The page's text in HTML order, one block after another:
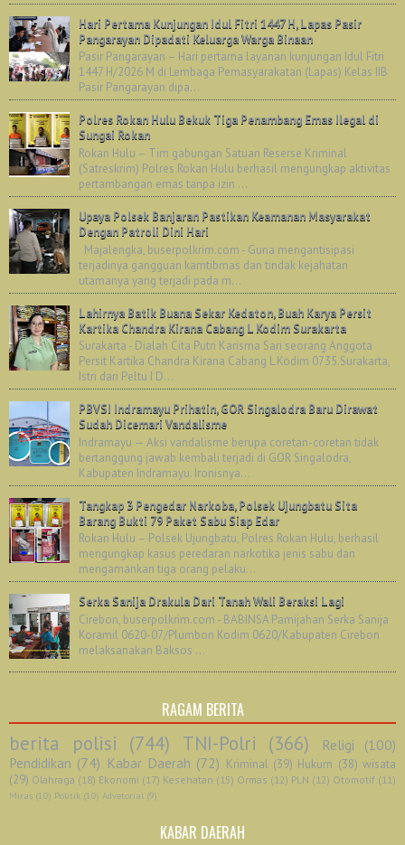
Hari Pertama Kunjungan Idul Fitri 1447 H, Lapas Pasir
Pangarayan Dipadati Keluarga Warga Binaan
Pasir Pangarayan – Hari pertama layanan kunjungan Idul Fitri
1447 H/2026 M di Lembaga Pemasyarakatan (Lapas) Kelas IIB
Pasir Pangarayan dipa...
Polres Rokan Hulu Bekuk Tiga Penambang Emas Ilegal di
Sungai Rokan
Rokan Hulu – Tim gabungan Satuan Reserse Kriminal
(Satreskrim) Polres Rokan Hulu berhasil mengungkap aktivitas
pertambangan emas tanpa izin ...
Upaya Polsek Banjaran Pastikan Keamanan Masyarakat
Dengan Patroli Dini Hari
Majalengka, buserpolkrim.com - Guna mengantisipasi
terjadinya gangguan kamtibmas dan tindak kejahatan
utamanya yang terjadi pada m...
Lahirnya Batik Buana Sekar Kedaton, Buah Karya Persit
Kartika Chandra Kirana Cabang L Kodim Surakarta
Surakarta - Dialah Cita Putri Karisma Sari seorang Anggota
Persit Kartika Chandra Kirana Cabang L Kodim 0735.Surakarta,
Istri dari Peltu I D...
PBVSI Indramayu Prihatin, GOR Singalodra Baru Dirawat
Sudah Dicemari Vandalisme
Indramayu — Aksi vandalisme berupa coretan-coretan tidak
bertanggung jawab kembali terjadi di GOR Singalodra,
Kabupaten Indramayu. Ironisnya...
Tangkap 3 Pengedar Narkoba, Polsek Ujungbatu Sita
Barang Bukti 79 Paket Sabu Siap Edar
Rokan Hulu – Polsek Ujungbatu, Polres Rokan Hulu, berhasil
mengungkap kasus peredaran narkotika jenis sabu dan
mengamankan tiga orang pelaku...
Serka Sanija Drakula Dari Tanah Wali Beraksi Lagi
Cirebon, buserpolkrim.com - BABINSA Pamijahan Serka Sanija
Koramil 0620-07/Plumbon Kodim 0620/Kabupaten Cirebon
melaksanakan Baksos ...
RAGAM BERITA
berita polisi (744) TNI-Polri (366) Religi
(100)
Pendidikan (74) Kabar Daerah (72) Kriminal (39) Hukum (38) wisata
(29) Olahraga (18) Ekonomi (17) Kesehatan (15) Ormas (12) PLN (12) Otomotif (11)
Miras (10) Politik (10) Advetorial (9)
KABAR DAERAH